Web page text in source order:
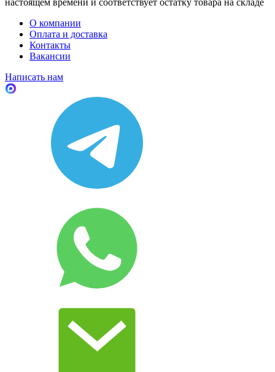
настоящем времени и соответствует остатку товара на складе
О компании
Оплата и доставка
Контакты
Вакансии
Написать нам